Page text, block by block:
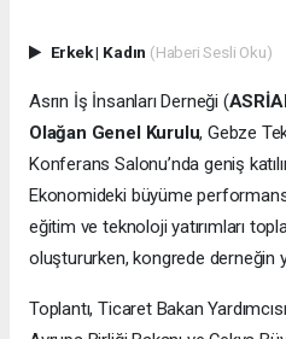
Erkek| Kadın (Haberi Sesli Oku)
Asrın İş İnsanları Derneği (
Olağan Genel Kurulu, Gebze
Konferans Salonu’nda geniş
Ekonomideki büyüme
eğitim ve teknoloji yatırımları
oluştururken, kongrede derneğin
Toplantı, Ticaret Bakan Yardımcısı